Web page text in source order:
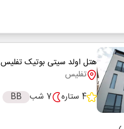
هتل اولد سیتی بوتیک تفلیس
تفلیس
4 ستاره
7 شب BB